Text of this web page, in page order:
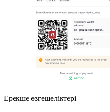
Ерекше өзгешеліктері